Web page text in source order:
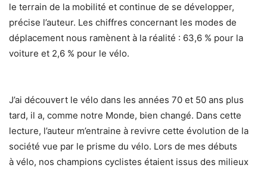
le terrain de la mobilité et continue de se développer,
précise l’auteur. Les chiffres concernant les modes de
déplacement nous ramènent à la réalité : 63,6 % pour la
voiture et 2,6 % pour le vélo.
J’ai découvert le vélo dans les années 70 et 50 ans plus
tard, il a, comme notre Monde, bien changé. Dans cette
lecture, l’auteur m’entraine à revivre cette évolution de la
société vue par le prisme du vélo. Lors de mes débuts
à vélo, nos champions cyclistes étaient issus des milieux